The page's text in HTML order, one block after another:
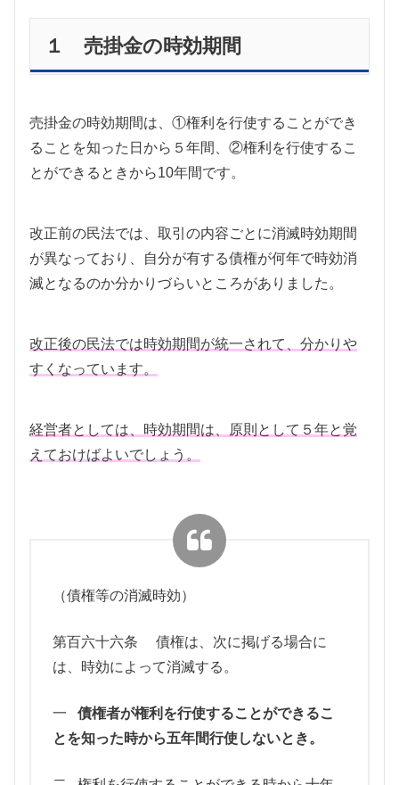
１ 売掛金の時効期間
売掛金の時効期間は、①権利を行使することができ
ることを知った日から５年間、②権利を行使するこ
とができるときから10年間です。
改正前の民法では、取引の内容ごとに消滅時効期間
が異なっており、自分が有する債権が何年で時効消
滅となるのか分かりづらいところがありました。
改正後の民法では時効期間が統一されて、分かりや
すくなっています。
経営者としては、時効期間は、原則として５年と覚
えておけばよいでしょう。
（債権等の消滅時効）
第百六十六条 債権は、次に掲げる場合に
は、時効によって消滅する。
一 債権者が権利を行使することができるこ
とを知った時から五年間行使しないとき。